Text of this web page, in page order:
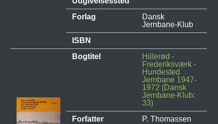
Forlag
Dansk
Jernbane-Klub
ISBN
Bogtitel
Hillerød -
Frederiksværk -
Hundested
Jernbane 1947-
1972 (Dansk
Jernbane-Klub:
33)
Forfatter
P. Thomassen